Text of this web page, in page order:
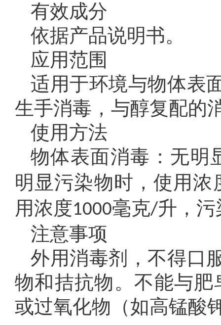
有效成分
依据产品说明书。
应用范围
适用于环境与物体表
生手消毒，与醇复配的
使用方法
物体表面消毒：无明
明显污染物时，使用浓
用浓度1000毫克/升，
注意事项
外用消毒剂，不得口
物和拮抗物。不能与
或过氧化物（如高锰酸